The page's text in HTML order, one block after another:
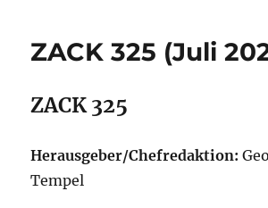
ZACK 325 (Juli
ZACK 325
Herausgeber/Chefredaktion:
Tempel